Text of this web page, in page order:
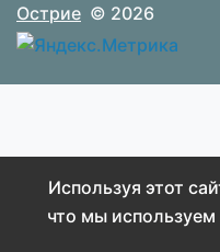
Острие © 2026
Используя этот
что мы